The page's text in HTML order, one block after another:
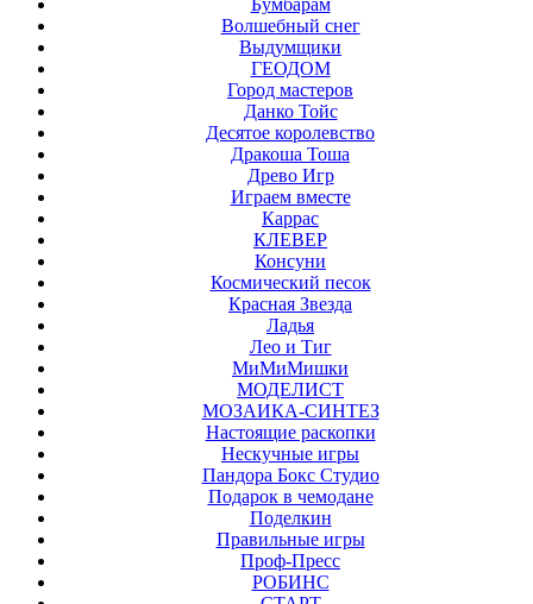
Бумбарам
Волшебный снег
Выдумщики
ГЕОДОМ
Город мастеров
Данко Тойс
Десятое королевство
Дракоша Тоша
Древо Игр
Играем вместе
Каррас
КЛЕВЕР
Консуни
Космический песок
Красная Звезда
Ладья
Лео и Тиг
МиМиМишки
МОДЕЛИСТ
МОЗАИКА-СИНТЕЗ
Настоящие раскопки
Нескучные игры
Пандора Бокс Студио
Подарок в чемодане
Поделкин
Правильные игры
Проф-Пресс
РОБИНС